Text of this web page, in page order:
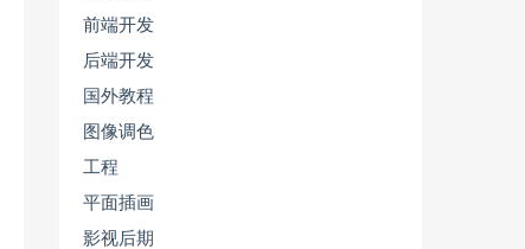
前端开发
后端开发
国外教程
图像调色
工程
平面插画
影视后期